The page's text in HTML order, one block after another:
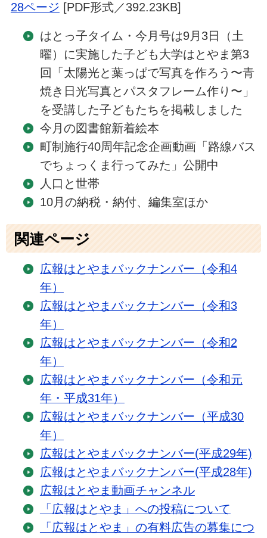
28ページ [PDF形式／392.23KB]
はとっ子タイム・今月号は9月3日（土
曜）に実施した子ども大学はとやま第3
回「太陽光と葉っぱで写真を作ろう〜青
焼き日光写真とパスタフレーム作り〜」
を受講した子どもたちを掲載しました
今月の図書館新着絵本
町制施行40周年記念企画動画「路線バス
でちょっくま行ってみた」公開中
人口と世帯
10月の納税・納付、編集室ほか
関連ページ
広報はとやまバックナンバー（令和4
年）
広報はとやまバックナンバー（令和3
年）
広報はとやまバックナンバー（令和2
年）
広報はとやまバックナンバー（令和元
年・平成31年）
広報はとやまバックナンバー（平成30
年）
広報はとやまバックナンバー(平成29年)
広報はとやまバックナンバー(平成28年)
広報はとやま動画チャンネル
「広報はとやま」への投稿について
「広報はとやま」の有料広告の募集につ